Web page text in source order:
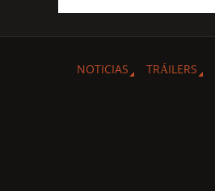
NOTICIAS TRÁILERS